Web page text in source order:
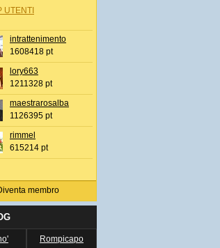
UTENTI
intrattenimento
1608418 pt
lory663
1211328 pt
maestrarosalba
1126395 pt
rimmel
615214 pt
membro
Rompicapo